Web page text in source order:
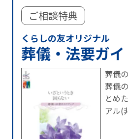
ご相談特典
くらしの友オリジナル
葬儀・法要ガ
葬儀
葬儀
とめ
アル(